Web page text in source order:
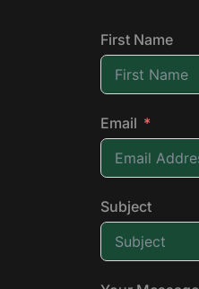
First Name
Email
Subject